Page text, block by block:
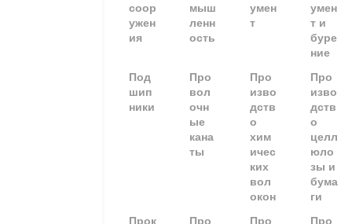
соор
ужен
ия
мыш
ленн
ость
умен
т
умен
т и
буре
ние
Под
шип
ники
Про
вол
очн
ые
кана
ты
Про
изво
дств
о
хим
ичес
ких
вол
окон
Про
изво
дств
о
целл
юло
зы и
бума
ги
Прок Про Про Про